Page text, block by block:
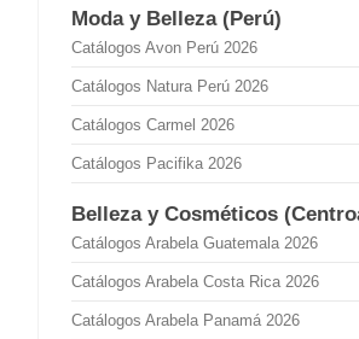
Moda y Belleza (Perú)
Catálogos Avon Perú 2026
Catálogos Natura Perú 2026
Catálogos Carmel 2026
Catálogos Pacifika 2026
Belleza y Cosméticos
Catálogos Arabela Guatemala 2026
Catálogos Arabela Costa Rica 2026
Catálogos Arabela Panamá 2026